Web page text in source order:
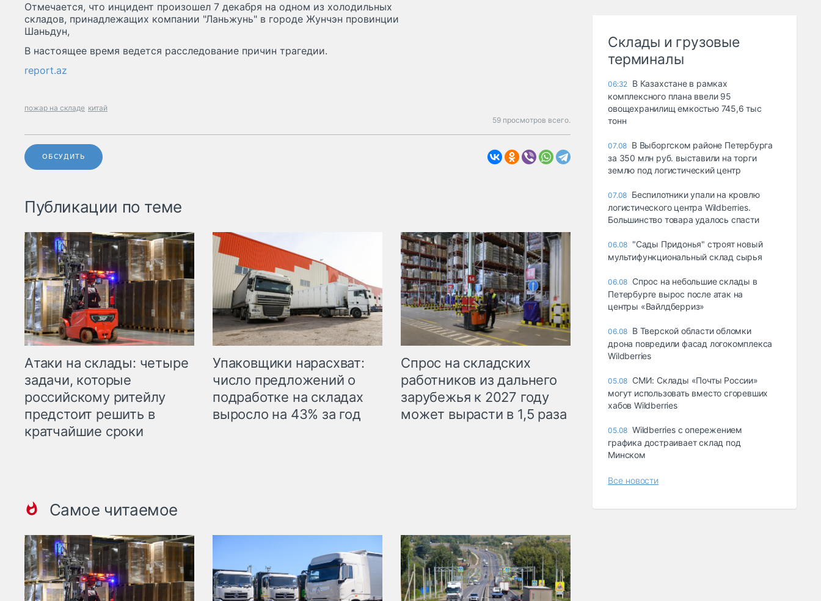
Отмечается, что инцидент произошел 7 декабря на одном из холодильных
складов, принадлежащих компании "Ланьжунь" в городе Жунчэн провинции
Шаньдун,
В настоящее время ведется расследование причин трагедии.
report.az
пожар на складе китай
59 просмотров всего.
ОБСУДИТЬ
Публикации по теме
Атаки на склады: четыре
задачи, которые
российскому ритейлу
предстоит решить в
кратчайшие сроки
Упаковщики нарасхват:
число предложений о
подработке на складах
выросло на 43% за год
Спрос на складских
работников из дальнего
зарубежья к 2027 году
может вырасти в 1,5 раза
Самое читаемое
Склады и грузовые
терминалы
06:32 В Казахстане в рамках
комплексного плана ввели 95
овощехранилищ емкостью 745,6 тыс
тонн
07.08 В Выборгском районе Петербурга
за 350 млн руб. выставили на торги
землю под логистический центр
07.08 Беспилотники упали на кровлю
логистического центра Wildberries.
Большинство товара удалось спасти
06.08 "Сады Придонья" строят новый
мультифункциональный склад сырья
06.08 Спрос на небольшие склады в
Петербурге вырос после атак на
центры «Вайлдберриз»
06.08 В Тверской области обломки
дрона повредили фасад логокомплекса
Wildberries
05.08 СМИ: Склады «Почты России»
могут использовать вместо сгоревших
хабов Wildberries
05.08 Wildberries с опережением
графика достраивает склад под
Минском
Все новости